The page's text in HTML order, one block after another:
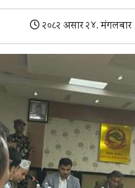
२०८२ असार २४, मंगलबार